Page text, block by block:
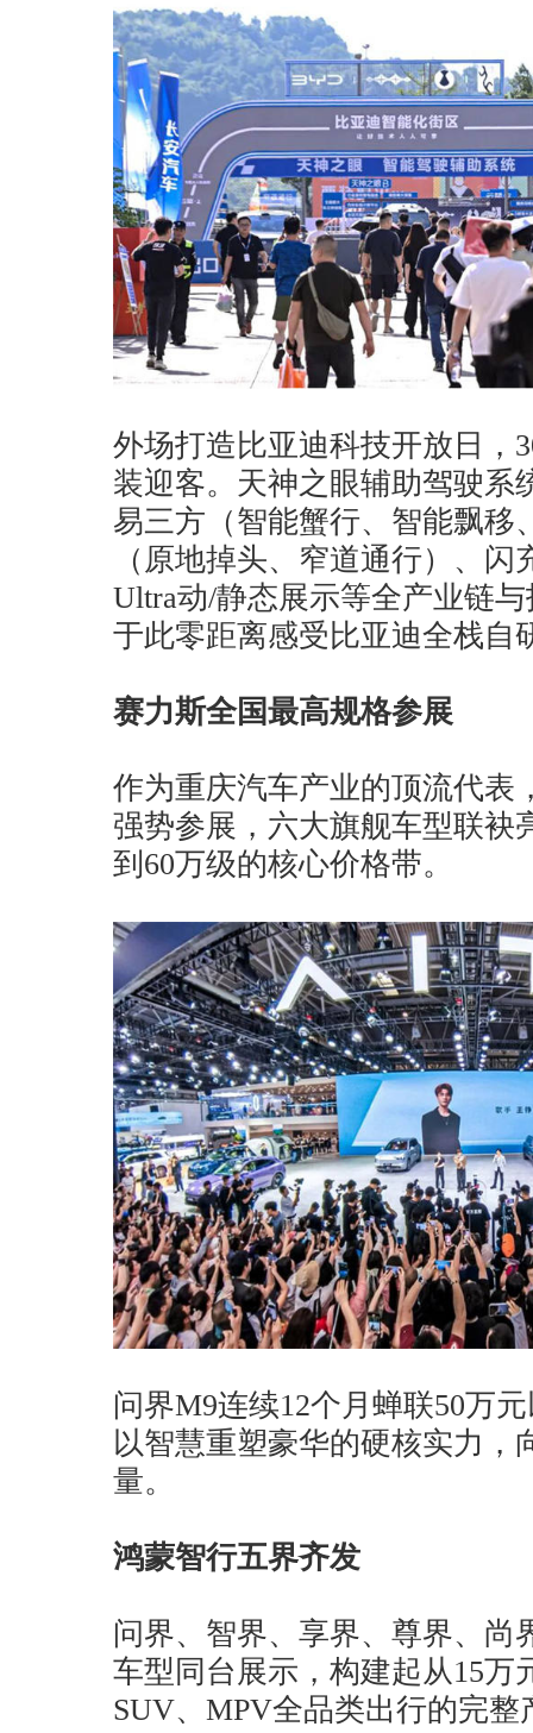
外场打造比亚迪科技开放日，
装迎客。天神之眼辅助驾驶系
易三方（智能蟹行、智能飘移
（原地掉头、窄道通行）、
Ultra动/静态展示等全产业链
于此零距离感受比亚迪全栈自
赛力斯全国最高规格参展
作为重庆汽车产业的顶流代表
强势参展，六大旗舰车型联袂
到60万级的核心价格带。
问界M9连续12个月蝉联50万
以智慧重塑豪华的硬核实力，
量。
鸿蒙智行五界齐发
问界、智界、享界、尊界、尚
车型同台展示，构建起从15万
SUV、MPV全品类出行的完整